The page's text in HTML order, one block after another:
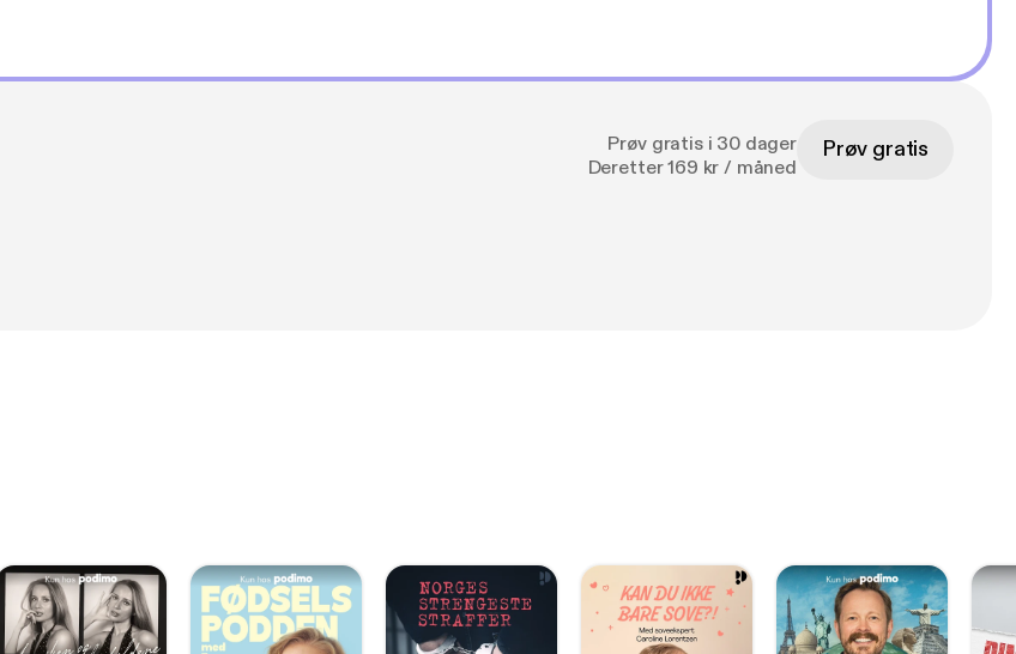
Prøv gratis i 30 dager
Deretter 169 kr / måned
Prøv gratis